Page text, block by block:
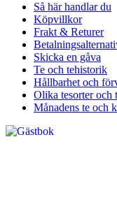
Så här handlar du
Köpvillkor
Frakt & Returer
Skicka en gåva
Te och tehistorik
Hållbarhet och
Olika tesorter och
Månadens te och